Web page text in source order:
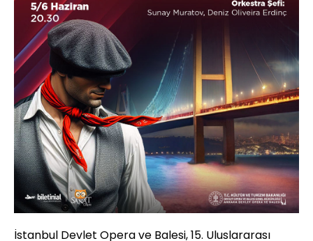
İstanbul Devlet Opera ve Balesi, 15. Uluslararası